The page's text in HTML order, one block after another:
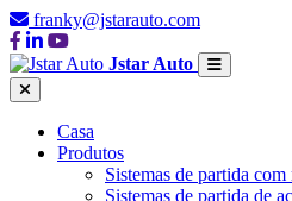
franky@jstarauto.com
Jstar Auto
Casa
Produtos
Sistemas de partida
Sistemas de partida de